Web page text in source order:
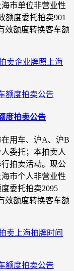
市单位非营业性
额度委托拍卖901
效额度转换客车额
卖企业牌照 上海
度拍卖公告
用车、沪A、沪B
委托；本拍卖人
拍卖活动。现公
市个人非营业性
委托拍卖2095
效额度转换客车额
卖 上海拍牌时间